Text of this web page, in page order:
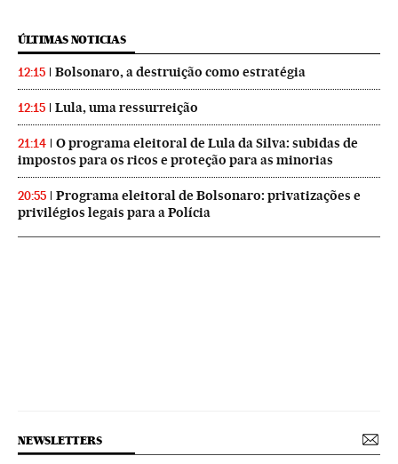
ÚLTIMAS NOTICIAS
12:15 Bolsonaro, a destruição como estratégia
12:15 Lula, uma ressurreição
21:14
O programa eleitoral de Lula da Silva: subidas de
impostos para os ricos e proteção para as minorias
20:55
Programa eleitoral de Bolsonaro: privatizações e
privilégios legais para a Polícia
NEWSLETTERS